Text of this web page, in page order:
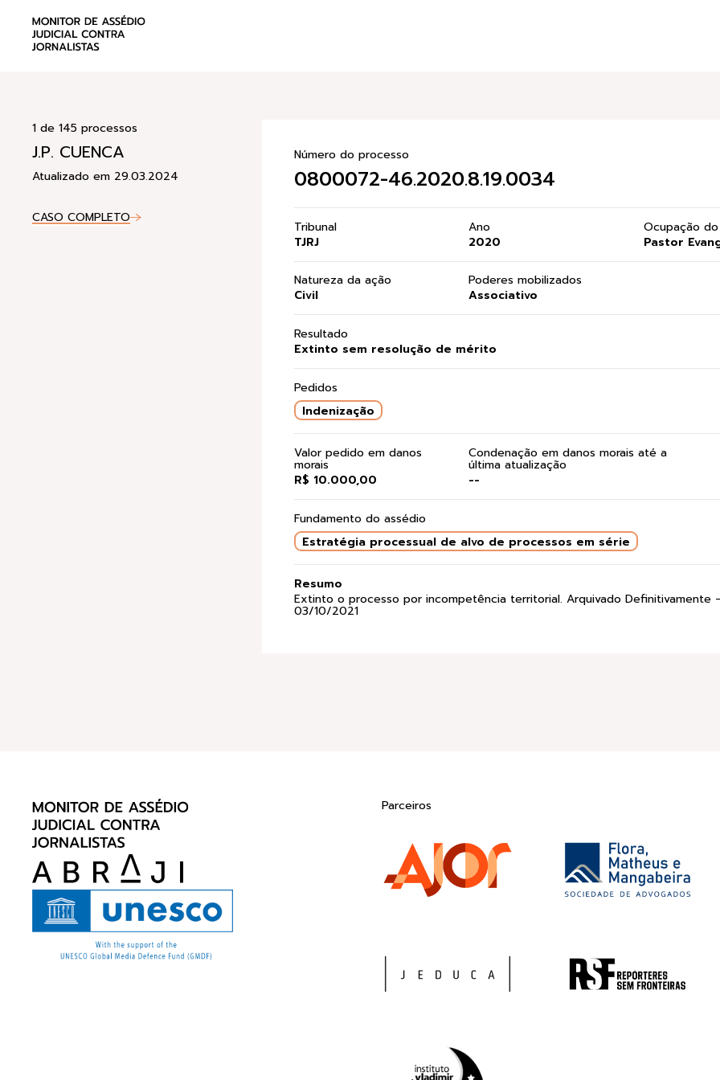
1 de 145 processos
J.P. CUENCA
Atualizado em 29.03.2024
CASO COMPLETO
Número do processo
0800072-46.2020.8.19.0034
Tribunal
TJRJ
Ano
2020
Ocupação
Pastor
Natureza da ação
Civil
Poderes mobilizados
Associativo
Resultado
Extinto sem resolução de mérito
Pedidos
Indenização
Valor pedido em danos
morais
R$ 10.000,00
Condenação em danos morais até a
última atualização
--
Fundamento do assédio
Estratégia processual de alvo de processos em série
Resumo
Extinto o processo por incompetência territorial. Arquivado Definitivamente
03/10/2021
Parceiros